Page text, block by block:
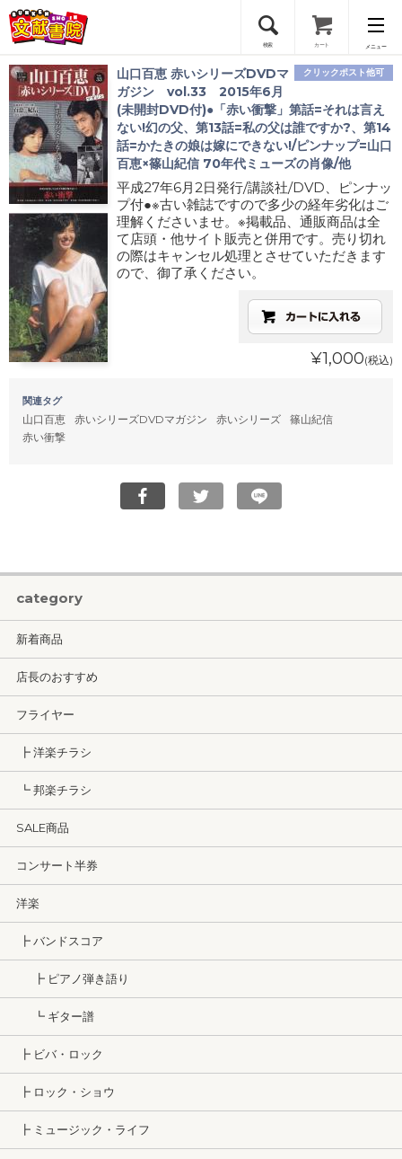
検索 カート メニュー
会員登録
ログイン
クリックポスト他可
山口百恵 赤いシリーズDVDマ
ガジン vol.33 2015年6月
(未開封DVD付)●「赤い衝撃」第話=それは言え
ない!幻の父、第13話=私の父は誰ですか?、第14
話=かたきの娘は嫁にできない!/ピンナップ=山口
百恵×篠山紀信 70年代ミューズの肖像/他
平成27年6月2日発行/講談社/DVD、ピンナッ
プ付●※古い雑誌ですので多少の経年劣化はご
理解くださいませ。※掲載品、通販商品は全
て店頭・他サイト販売と併用です。売り切れ
の際はキャンセル処理とさせていただきます
ので、御了承ください。
¥1,000(税込)
関連タグ
山口百恵 赤いシリーズDVDマガジン 赤いシリーズ
篠山紀信
赤い衝撃
category
新着商品
店長のおすすめ
フライヤー
┣ 洋楽チラシ
┗ 邦楽チラシ
SALE商品
コンサート半券
洋楽
┣ バンドスコア
┣ ピアノ弾き語り
┗ ギター譜
┣ ビバ・ロック
┣ ロック・ショウ
┣ ミュージック・ライフ